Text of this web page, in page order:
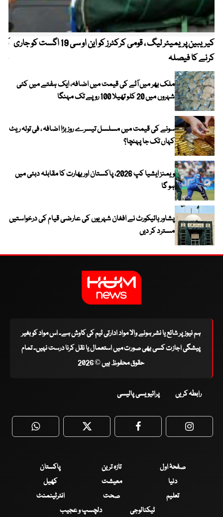
کیریبین پریمیئر لیگ ، قومی کرکٹرز کو این او سی 19 اگست کو جاری
کرنے کا فیصلہ
ملک بھر میں آٹے کی قیمت میں اضافہ، ایک ہفتے میں کئی
شہروں میں 20 کلو تھیلا 100 روپے تک مہنگا
سونے کی قیمت میں مسلسل تیسرے روز بڑا اضافہ ، فی تولہ ریٹ
کہاں تک جا پہنچا؟
ویمنز ایشیا کپ 2026، پاکستان اور بھارت کا مقابلہ دبئی میں
ہو گا
پشاور ہائیکورٹ نے افغان شہریوں کی عارضی قیام کی درخواستیں
مسترد کر دیں
ہم نیوز پر شائع یا نشر ہونے والا مواد ادارتی ٹیم کی کاوش ہے۔ اس مواد کو بغیر
پیشگی اجازت کسی بھی صورت میں استعمال یا نقل کرنا درست نہیں۔ تمام
حقوق محفوظ ہیں © 2026
رابطہ کریں پرائیویسی پالیسی
WhatsApp Twitter Facebook
صفحۂ اول تازہ ترین
پاکستان
دنیا
معیشت
کھیل
تعلیم
صحت
انٹرٹینمنٹ
ٹیکنالوجی
دلچسپ و عجیب